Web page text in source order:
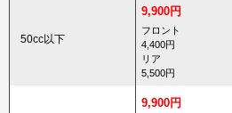
50cc以下
9,900円
フロント
4,400円
リア
5,500円
9,900円